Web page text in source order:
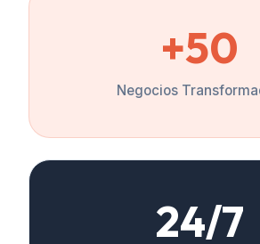
+50
Negocios
24/7